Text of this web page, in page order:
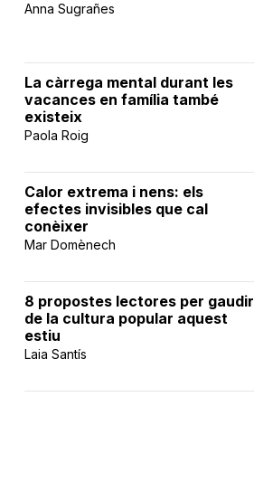
Anna Sugrañes
La càrrega mental durant les
vacances en família també
existeix
Paola Roig
Calor extrema i nens: els
efectes invisibles que cal
conèixer
Mar Domènech
8 propostes lectores per gaudir
de la cultura popular aquest
estiu
Laia Santís